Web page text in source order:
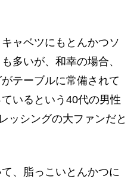
ャベツにもとんかつソ
多いが、和幸の場合、
テーブルに常備されて
いるという40代の男性
ッシングの大ファンだと
、脂っこいとんかつに